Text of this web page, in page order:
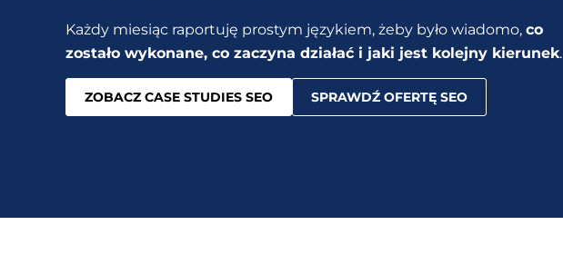
Każdy miesiąc raportuję prostym językiem, żeby było wiadomo, co
zostało wykonane, co zaczyna działać i jaki jest kolejny kierunek.
ZOBACZ CASE STUDIES SEO SPRAWDŹ OFERTĘ SEO